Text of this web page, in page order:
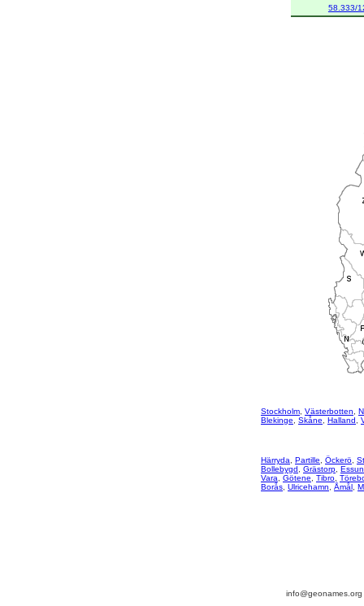
58.333/
Stockholm Västerbotten
Blekinge
Skåne Halland
Härryda Partille Öckerö
Bollebygd
Grästorp
Vara
Götene Tibro
Borås Ulricehamn Åmål
info@geonames.org